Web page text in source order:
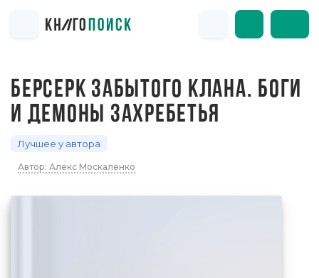
БЕРСЕРК ЗАБЫТОГО КЛАНА. БОГИ
И ДЕМОНЫ ЗАХРЕБЕТЬЯ
Лучшее у автора
Автор: Алекс Москаленко